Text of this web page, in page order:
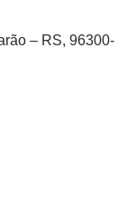
– RS, 96300-